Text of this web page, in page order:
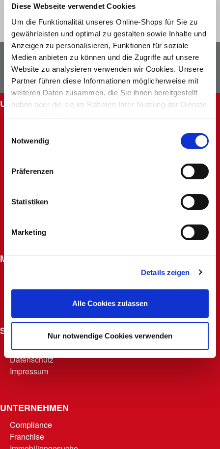
Diese Webseite verwendet Cookies
Um die Funktionalität unseres Online-Shops für Sie zu
gewährleisten und optimal zu gestalten sowie Inhalte und
Anzeigen zu personalisieren, Funktionen für soziale
Medien anbieten zu können und die Zugriffe auf unsere
Website zu analysieren verwenden wir Cookies. Unsere
Partner führen diese Informationen möglicherweise mit
weiteren Daten zusammen, die Sie ihnen bereitgestellt
haben oder die sie im Rahmen Ihrer Nutzung der Dienste
gesammelt haben.
Notwendig
Präferenzen
Statistiken
Marketing
Details zeigen
Alle Cookies zulassen
Nur notwendige Cookies verwenden
Newsletter Facebook
Instagram
UNSERE SERVICES
Abholung im Markt
FAQ - Häufig gestellte Fragen
Kontakt
Unsere Märkte
Widerruf oder Reklamation anlegen
Widerrufsrecht für Fernabsatzverträge
MACHERKARTE
Macherfamilie
SONSTIGES
AGB
Datenschutz
Impressum
UNTERNEHMEN
Compliance
Franchise